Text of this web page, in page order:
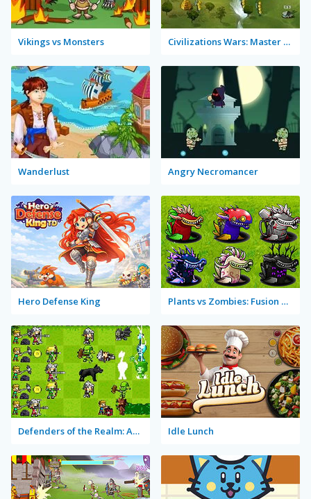
Vikings vs Monsters Civilizations Wars: Master Edition
Wanderlust Angry Necromancer
Hero Defense King Plants vs Zombies: Fusion Mode
Defenders of the Realm: An Epic War! Idle Lunch